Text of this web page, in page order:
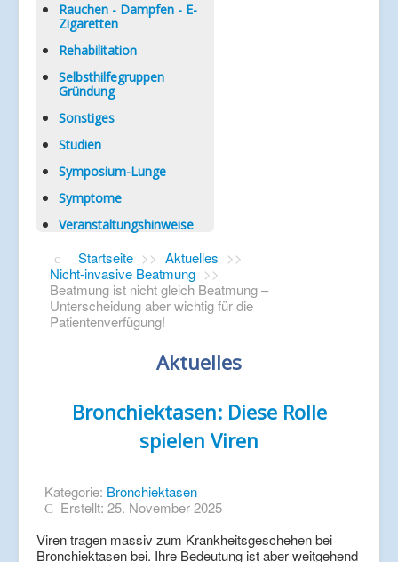
Rauchen - Dampfen - E-
Zigaretten
Rehabilitation
Selbsthilfegruppen
Gründung
Sonstiges
Studien
Symposium-Lunge
Symptome
Veranstaltungshinweise
Startseite >> Aktuelles >>
Nicht-invasive Beatmung >>
Beatmung ist nicht gleich Beatmung –
Unterscheidung aber wichtig für die
Patientenverfügung!
Aktuelles
Bronchiektasen: Diese Rolle
spielen Viren
Kategorie: Bronchiektasen
Erstellt: 25. November 2025
Viren tragen massiv zum Krankheitsgeschehen bei
Bronchiektasen bei. Ihre Bedeutung ist aber weitgehend